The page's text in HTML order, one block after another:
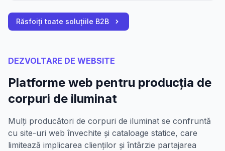
Răsfoiți toate soluțiile B2B
DEZVOLTARE DE WEBSITE
Platforme web pentru producția de
corpuri de iluminat
Mulți producători de corpuri de iluminat se confruntă
cu site-uri web învechite și cataloage statice, care
limitează implicarea clienților și întârzie partajarea